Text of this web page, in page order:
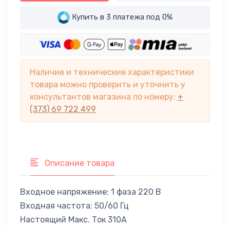
Купить в 3 платежа под 0%
Наличие и технические характеристики
товара можно проверить и уточнить у
консультантов магазина по номеру: +
(373) 69 722 499
Описание товара
Входное напряжение: 1 фаза 220 В
Входная частота: 50/60 Гц
Настоящий Макс. Ток 310А